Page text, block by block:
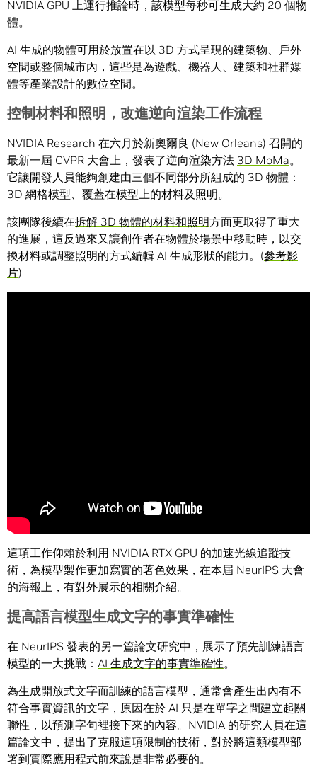
NVIDIA GPU 上運行推論時，該模型每秒可生成大約 20 個物
體。
AI 生成的物體可用於放置在以 3D 方式呈現的建築物、戶外
空間或整個城市內，這些是為遊戲、機器人、建築和社群媒
體等產業設計的數位空間。
控制材料和照明，改進逆向渲染工作流程
NVIDIA Research 在六月於新奧爾良 (New Orleans) 召開的
最新一屆 CVPR 大會上，發表了逆向渲染方法 3D MoMa。
它讓開發人員能夠創建由三個不同部分所組成的 3D 物體：
3D 網格模型、覆蓋在模型上的材料及照明。
該團隊後續在拆解 3D 物體的材料和照明方面更取得了重大
的進展，這反過來又讓創作者在物體於場景中移動時，以交
換材料或調整照明的方式編輯 AI 生成形狀的能力。(參考影
片)
這項工作仰賴於利用 NVIDIA RTX GPU 的加速光線追蹤技
術，為模型製作更加寫實的著色效果，在本屆 NeurIPS 大會
的海報上，有對外展示的相關介紹。
提高語言模型生成文字的事實準確性
在 NeurIPS 發表的另一篇論文研究中，展示了預先訓練語言
模型的一大挑戰： AI 生成文字的事實準確性。
為生成開放式文字而訓練的語言模型，通常會產生出內有不
符合事實資訊的文字，原因在於 AI 只是在單字之間建立起關
聯性，以預測字句裡接下來的內容。NVIDIA 的研究人員在這
篇論文中，提出了克服這項限制的技術，對於將這類模型部
署到實際應用程式前來說是非常必要的。